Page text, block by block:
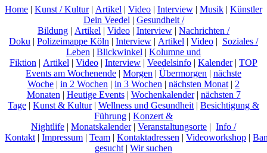
Home | Kunst / Kultur| Artikel | Video | Interview | Musik | Künstler
Dein Veedel | Gesundheit /
Bildung | Artikel | Video | Interview | Nachrichten /
Doku | Polizeimappe Köln | Interview | Artikel | Video | Soziales /
Leben | Blickwinkel | Kolumne und
Fiktion | Artikel | Video | Interview | Veedelsinfo | Kalender| TOP
Events am Wochenende | Morgen | Übermorgen | nächste
Woche | in 2 Wochen | in 3 Wochen | nächsten Monat | 2
Monaten | Heutige Events| Wochenkalender| nächsten 7
Tage | Kunst & Kultur| Wellness und Gesundheit | Besichtigung &
Führung | Konzert &
Nightlife | Monatskalender| Veranstaltungsorte | Info /
Kontakt | Impressum | Team | Kontaktadressen | Videoworkshop |
gesucht | Wir suchen